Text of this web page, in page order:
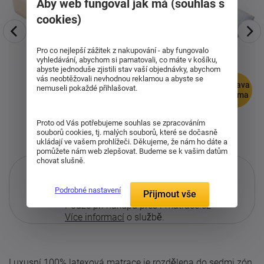
doprava
zdarma
Pouze při nákupu přes i-matrace.cz
Více informací o službě.
Aby web fungoval jak má (souhlas s
cookies)
Pro co nejlepší zážitek z nakupování - aby fungovalo
vyhledávání, abychom si pamatovali, co máte v košíku,
abyste jednoduše zjistili stav vaší objednávky, abychom
vás neobtěžovali nevhodnou reklamou a abyste se
nemuseli pokaždé přihlašovat.
Proto od Vás potřebujeme souhlas se zpracováním
souborů cookies, tj. malých souborů, které se dočasně
ukládají ve vašem prohlížeči. Děkujeme, že nám ho dáte a
pomůžete nám web zlepšovat. Budeme se k vašim datům
chovat slušně.
Podrobné nastavení Přijmout vše